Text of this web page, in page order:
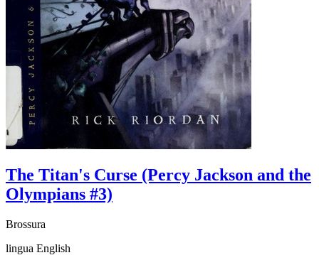
The Titan's Curse (Percy Jackson and the
Olympians #3)
Brossura
lingua English